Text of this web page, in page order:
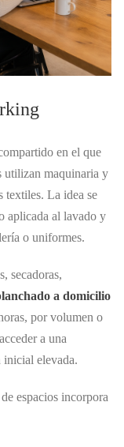
en el que
utilizan maquinaria y
textiles. La idea se
aplicada al lavado y
o uniformes.
secadoras,
a domicilio
por volumen o
a una
inicial elevada.
espacios incorpora